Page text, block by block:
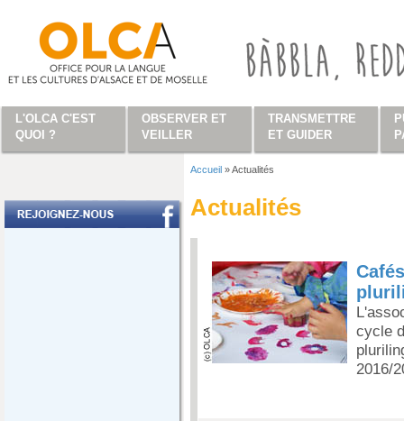
Accueil »Actualités
Actualités
cycle
2016/
L'OLCA C'EST
QUOI ?
OBSERVER ET
VEILLER
TRANSMETTRE
ET GUIDER